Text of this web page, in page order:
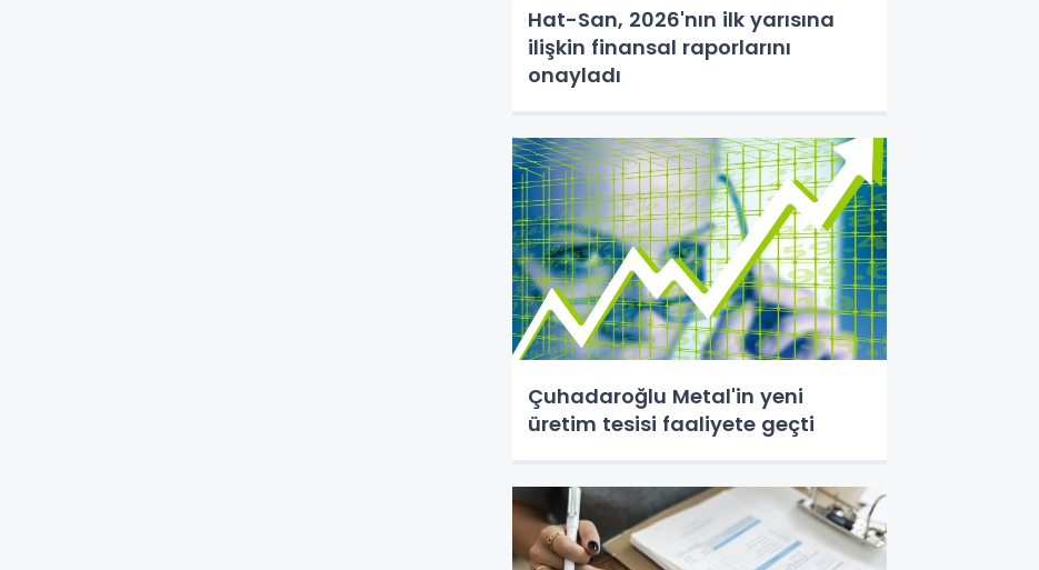
Hat-San, 2026'nın ilk yarısına
ilişkin finansal raporlarını
onayladı
Çuhadaroğlu Metal'in yeni
üretim tesisi faaliyete geçti